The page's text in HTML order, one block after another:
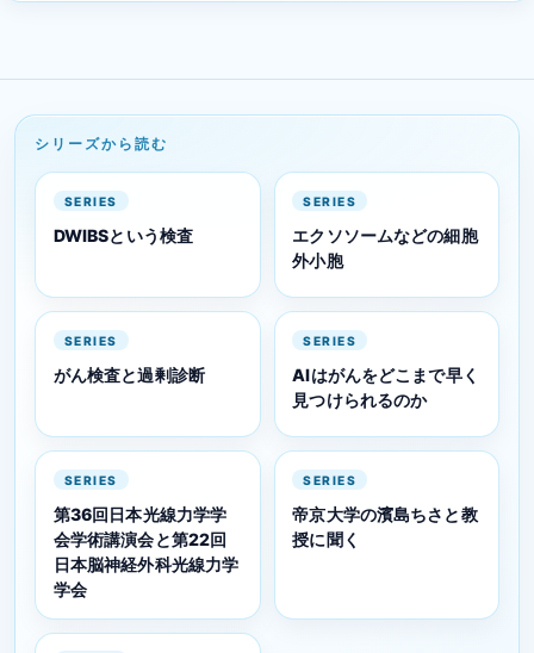
シリーズから読む
SERIES
DWIBSという検査
SERIES
エクソソームなどの細胞
外小胞
SERIES
がん検査と過剰診断
SERIES
AIはがんをどこまで早く
見つけられるのか
SERIES
第36回日本光線力学学
会学術講演会と第22回
日本脳神経外科光線力学
学会
SERIES
帝京大学の濱島ちさと教
授に聞く